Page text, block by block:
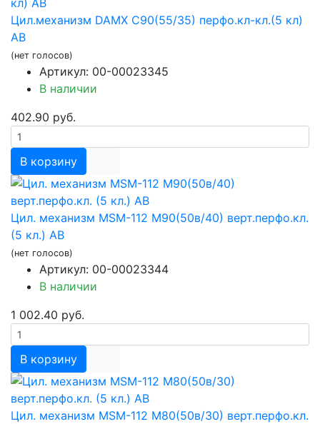
Цил.механизм DAMX C90(55/35) перфо.кл-кл.(5 кл)
AB
(нет голосов)
Артикул: 00-00023345
В наличии
402.90 руб.
В корзину
Цил. механизм MSM-112 М90(50в/40) верт.перфо.кл.
(5 кл.) AB
(нет голосов)
Артикул: 00-00023344
В наличии
1 002.40 руб.
В корзину
Цил. механизм MSM-112 М80(50в/30) верт.перфо.кл.